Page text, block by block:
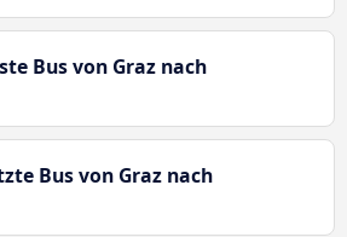
Bus von Graz nach
Bus von Graz nach